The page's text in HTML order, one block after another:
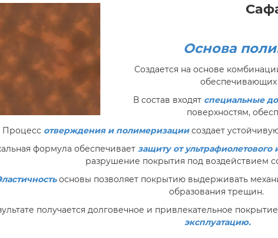
Основа
Создается на основе
обеспечивающих
В состав входят специальные
поверхностям,
Процесс отверждения и полимеризациисоздает
формула обеспечиваетзащиту от ультрафиолетового
разрушение покрытия под воздействием
основы позволяет покрытию выдерживать
образования трещин.
получается долговечное и привлекательное
эксплуатацию.